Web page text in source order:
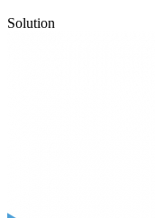
Solution